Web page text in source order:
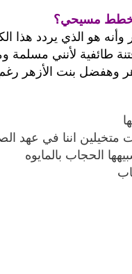
مسيحي؟
هو الذي يردد هذا
طائفية لأنني
وهفضل بنت الأزهر رغم
اننا في عهد
الحجاب بالمايوه